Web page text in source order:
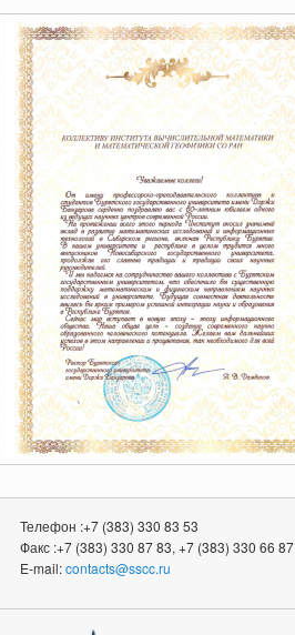
Телефон :+7 (383) 330 83 53
Факс :+7 (383) 330 87 83, +7 (383) 330 66 87
E-mail:contacts@sscc.ru